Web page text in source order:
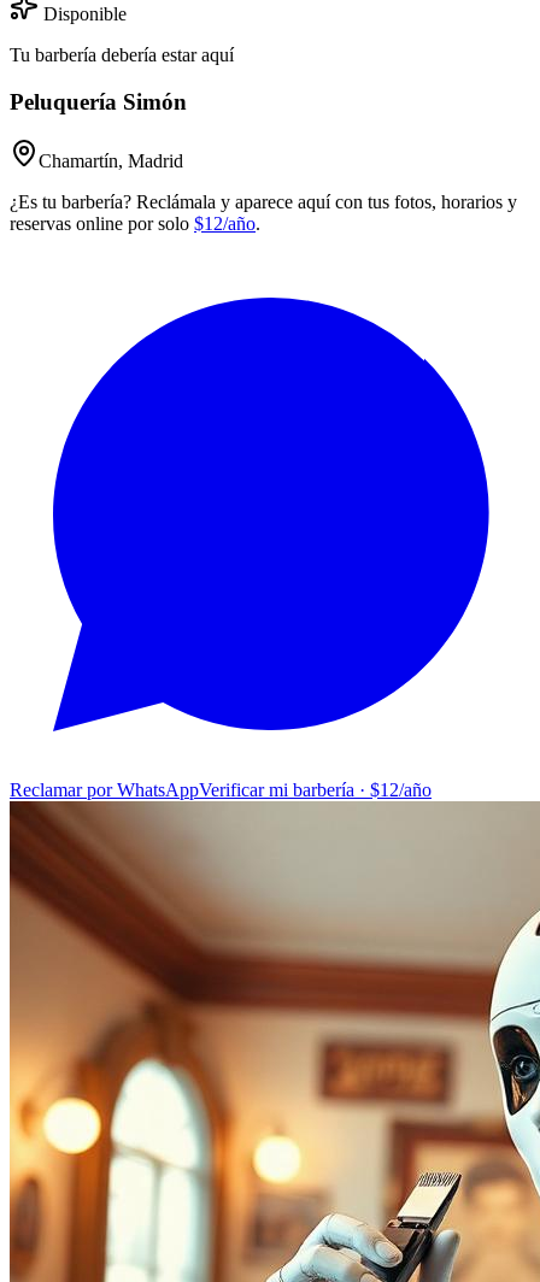
Disponible
Tu barbería debería estar aquí
Peluquería Simón
Chamartín, Madrid
¿Es tu barbería? Reclámala y aparece aquí con tus fotos, horarios y
reservas online por solo $12/año.
Reclamar por WhatsAppVerificar mi barbería · $12/año